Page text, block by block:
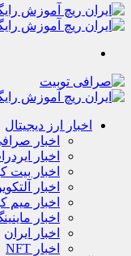
اخبار ارز دیجیتال
اخبار
اخبار
اخبار بیت
اخبار
اخبار میم
اخبار
اخبار ایران
اخبار NFT